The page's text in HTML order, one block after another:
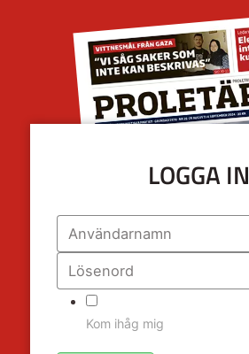
LOGGA IN
Kom ihåg mig